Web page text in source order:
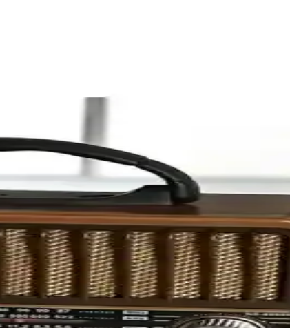
ve performans iyileştirme önerileri detaylı şekilde
sağlar, özellikle kablosuz sistemlerde önemli bir rol
ideal, uzun pil ömrü ve pratik özellikleriyle öne çıkan bir